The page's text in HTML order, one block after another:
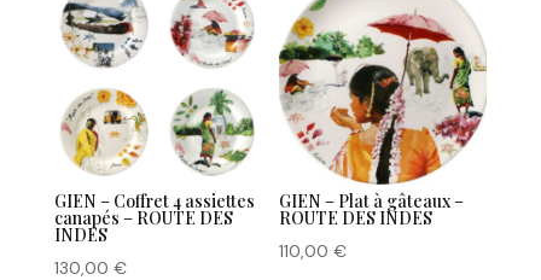
GIEN – Coffret 4 assiettes
canapés – ROUTE DES
INDES
130,00 €
GIEN – Plat à gâteaux –
ROUTE DES INDES
110,00€